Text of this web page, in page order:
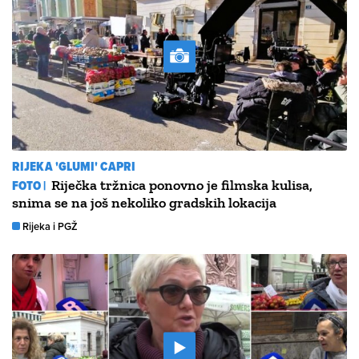
RIJEKA 'GLUMI' CAPRI
FOTO | Riječka tržnica ponovno je filmska kulisa,
snima se na još nekoliko gradskih lokacija
Rijeka i PGŽ